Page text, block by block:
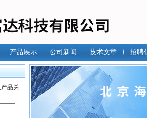
产品展示 公司新闻 技术文章 招聘
产品关